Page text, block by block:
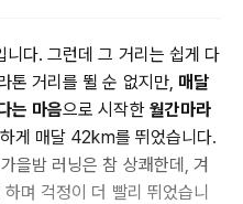
다. 그런데 그 거리는 쉽게 다
톤 거리를 뛸 순 없지만, 매달
는 마음으로 시작한 월간마라
게 매달 42km를 뛰었습니다.
을밤 러닝은 참 상쾌한데, 겨
며 걱정이 더 빨리 뛰었습니